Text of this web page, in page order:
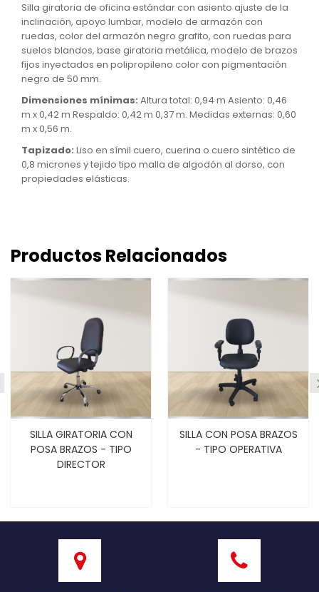
Silla giratoria de oficina estándar con asiento ajuste de la
inclinación, apoyo lumbar, modelo de armazón con
ruedas, color del armazón negro grafito, con ruedas para
suelos blandos, base giratoria metálica, modelo de brazos
fijos inyectados en polipropileno color con pigmentación
negro de 50 mm.
Dimensiones mínimas: Altura total: 0,94 m Asiento: 0,46
m x 0,42 m Respaldo: 0,42 m 0,37 m. Medidas externas: 0,60
m x 0,56 m.
Tapizado: Liso en símil cuero, cuerina o cuero sintético de
0,8 micrones y tejido tipo malla de algodón al dorso, con
propiedades elásticas.
Productos Relacionados
GIRATORIA CON
BRAZOS - TIPO
SILLA CON POSA BRAZOS
- TIPO OPERATIVA
SILLA